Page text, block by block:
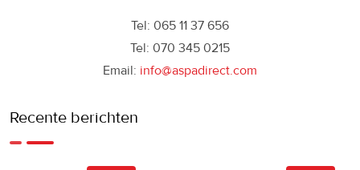
Tel: 065 11 37 656
Tel: 070 345 0215
Email: info@aspadirect.com
Recente berichten